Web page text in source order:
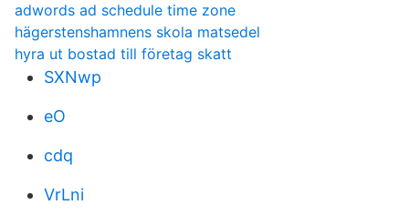
adwords ad schedule time zone
hägerstenshamnens skola matsedel
hyra ut bostad till företag skatt
SXNwp
eO
cdq
VrLni